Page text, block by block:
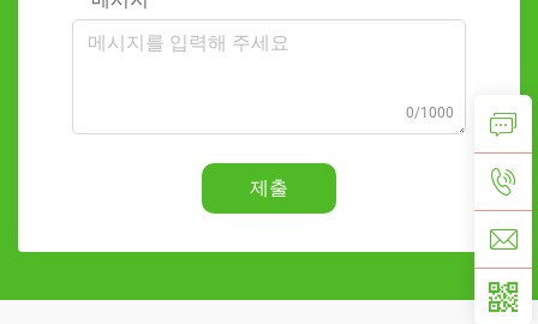
0/1000
제출